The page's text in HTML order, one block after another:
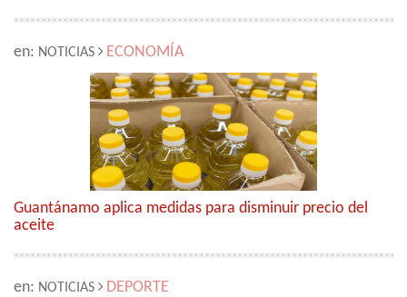
en: NOTICIAS ECONOMÍA
Guantánamo aplica medidas para disminuir precio del
aceite
en: NOTICIAS DEPORTE